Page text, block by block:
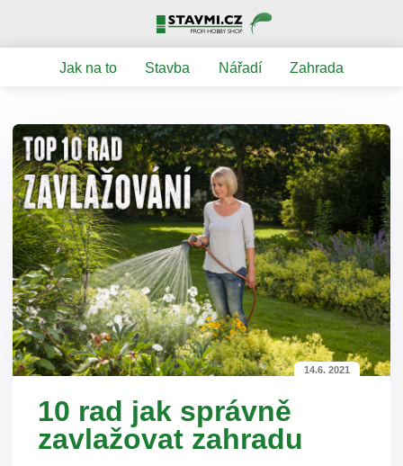
Jak na to Stavba Nářadí Zahrada
14.6. 2021
10 rad jak správně
zavlažovat zahradu